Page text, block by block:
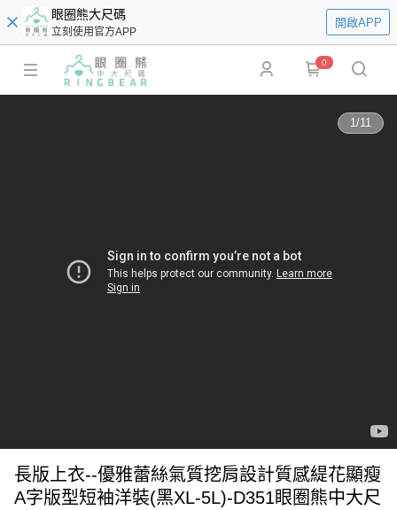
眼圈熊大尺碼
立刻使用官方APP
開啟APP
0
1/11
長版上衣--優雅蕾絲氣質挖肩設計質感緹花顯瘦
A字版型短袖洋裝(黑XL-5L)-D351眼圈熊中大尺